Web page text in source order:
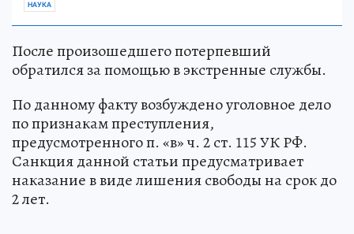
НАУКА
После произошедшего потерпевший
обратился за помощью в экстренные службы.
По данному факту возбуждено уголовное дело
по признакам преступления,
предусмотренного п. «в» ч. 2 ст. 115 УК РФ.
Санкция данной статьи предусматривает
наказание в виде лишения свободы на срок до
2 лет.